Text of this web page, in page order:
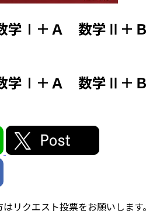
学Ⅰ＋Ａ 数学Ⅱ＋Ｂ
学Ⅰ＋Ａ 数学Ⅱ＋Ｂ
リクエスト投票をお願いします。